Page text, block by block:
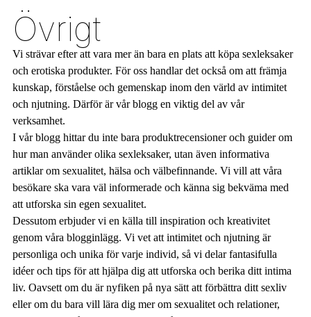
Övrigt
Vi strävar efter att vara mer än bara en plats att köpa sexleksaker
och erotiska produkter. För oss handlar det också om att främja
kunskap, förståelse och gemenskap inom den värld av intimitet
och njutning. Därför är vår blogg en viktig del av vår
verksamhet.
I vår blogg hittar du inte bara produktrecensioner och guider om
hur man använder olika sexleksaker, utan även informativa
artiklar om sexualitet, hälsa och välbefinnande. Vi vill att våra
besökare ska vara väl informerade och känna sig bekväma med
att utforska sin egen sexualitet.
Dessutom erbjuder vi en källa till inspiration och kreativitet
genom våra blogginlägg. Vi vet att intimitet och njutning är
personliga och unika för varje individ, så vi delar fantasifulla
idéer och tips för att hjälpa dig att utforska och berika ditt intima
liv. Oavsett om du är nyfiken på nya sätt att förbättra ditt sexliv
eller om du bara vill lära dig mer om sexualitet och relationer,